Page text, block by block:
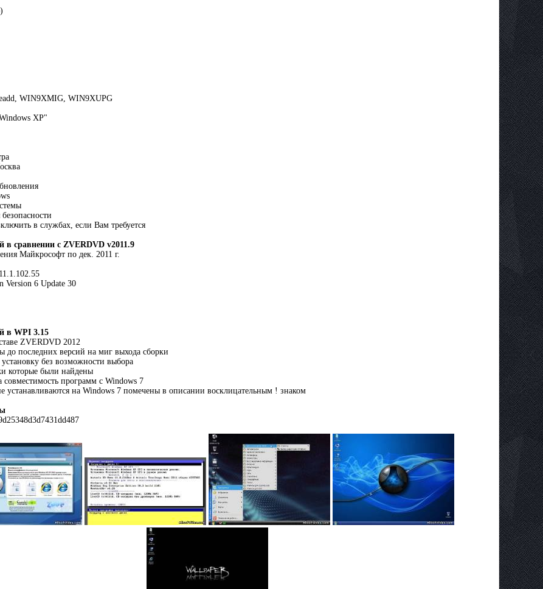
WIN9XMIG, WIN9XUPG
XP"
в службах, если Вам требуется
в сравнении с ZVERDVD v2011.9
Майкрософт по дек. 2011 г.
Version 6 Update 30
в WPI 3.15
ZVERDVD 2012
до последних версий на миг выхода сборки
без возможности выбора
которые были найдены
совместимость программ с Windows 7
устанавливаются на Windows 7 помечены в описании восклицательным ! знаком